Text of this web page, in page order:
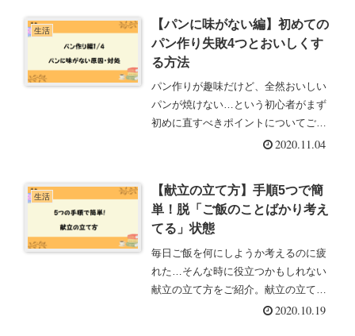
生活
【パンに味がない編】初めての
パン作り失敗4つとおいしくす
る方法
パン作りが趣味だけど、全然おいしい
パンが焼けない…という初心者がまず
初めに直すべきポイントについてご紹
介。パンに味がないときはこの3つ！
2020.11.04
生活
【献立の立て方】手順5つで簡
単！脱「ご飯のことばかり考え
てる」状態
毎日ご飯を何にしようか考えるのに疲
れた…そんな時に役立つかもしれない
献立の立て方をご紹介。献立の立て方
がわからない人は参考にしてみてくだ
2020.10.19